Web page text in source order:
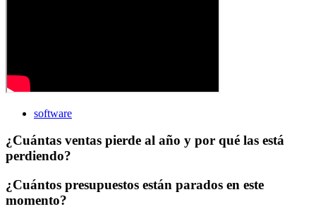
software
¿Cuántas ventas pierde al año y por qué las está
perdiendo?
¿Cuántos presupuestos están parados en este
momento?